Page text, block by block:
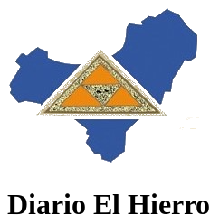
Diario El Hierro